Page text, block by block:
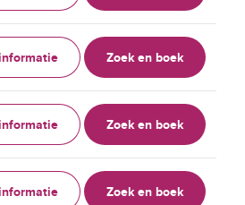
Zoek en boek
Zoek en boek
Zoek en boek